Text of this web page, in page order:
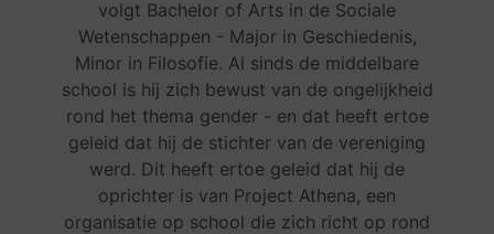
volgt Bachelor of Arts in de Sociale
Wetenschappen - Major in Geschiedenis,
Minor in Filosofie. Al sinds de middelbare
school is hij zich bewust van de ongelijkheid
rond het thema gender - en dat heeft ertoe
geleid dat hij de stichter van de vereniging
werd. Dit heeft ertoe geleid dat hij de
oprichter is van Project Athena, een
organisatie op school die zich richt op rond